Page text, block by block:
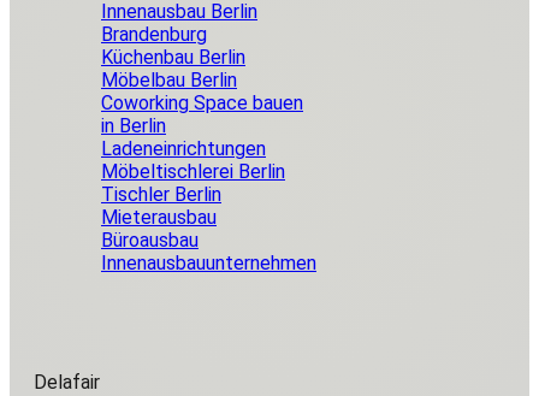
Innenausbau Berlin
Brandenburg
Küchenbau Berlin
Möbelbau Berlin
Coworking Space bauen
in Berlin
Ladeneinrichtungen
Möbeltischlerei Berlin
Tischler Berlin
Mieterausbau
Büroausbau
Innenausbauunternehmen
Delafair